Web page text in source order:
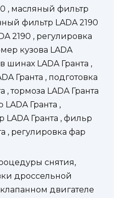
, масляный фильтр
фильтр LADA 2190
2190 , регулировка
кузова LADA
шинах LADA Гранта ,
Гранта , подготовка
, тормоза LADA Гранта
Гранта ,
Гранта , фильр
, регулировка фар
снятия,
дроссельной
двигателе